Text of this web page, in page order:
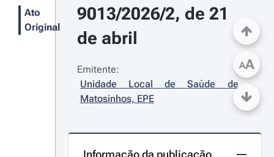
Ato
Original
9013/2026/2, de 21
de abril
Emitente:
Unidade Local de Saúde de
Matosinhos, EPE
Informação da publicação
AA